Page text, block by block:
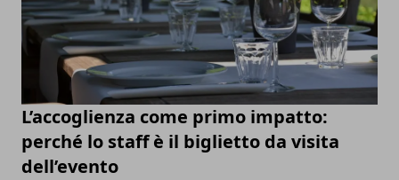
L’accoglienza come primo impatto:
perché lo staff è il biglietto da visita
dell’evento